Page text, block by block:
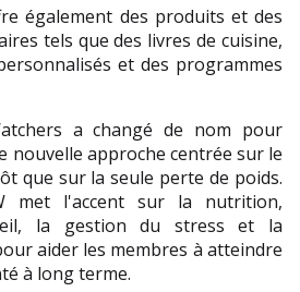
également des produits et des
tels que des livres de cuisine,
et des programmes
a changé de nom pour
nouvelle approche centrée sur le
que sur la seule perte de poids.
met l'accent sur la nutrition,
la gestion du stress et la
aider les membres à atteindre
à long terme.